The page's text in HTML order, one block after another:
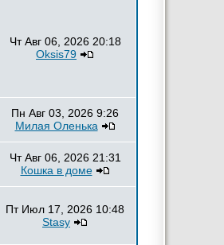
Чт Авг 06, 2026 20:18
Oksis79
Пн Авг 03, 2026 9:26
Милая Оленька
Чт Авг 06, 2026 21:31
Кошка в доме
Пт Июл 17, 2026 10:48
Stasy